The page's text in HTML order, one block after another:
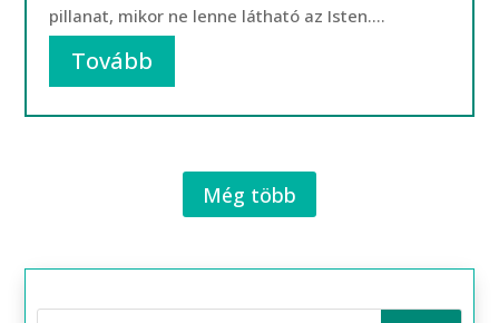
pillanat, mikor ne lenne látható az Isten....
Tovább
Még több